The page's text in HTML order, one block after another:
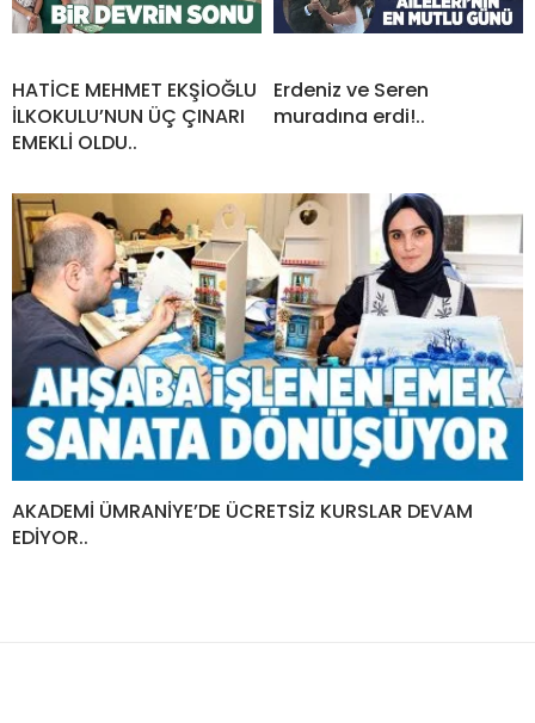
HATİCE MEHMET EKŞİOĞLU
İLKOKULU’NUN ÜÇ ÇINARI
EMEKLİ OLDU..
Erdeniz ve Seren
muradına erdi!..
AKADEMİ ÜMRANİYE’DE ÜCRETSİZ KURSLAR DEVAM
EDİYOR..